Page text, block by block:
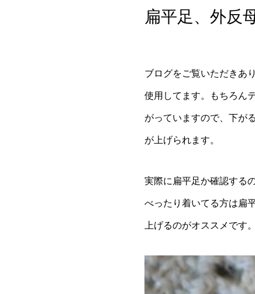
扁平足、外反
ブログをご覧いただきあ
使用してます。もちろん
がっていますので、下が
が上げられます。
実際に扁平足か確認する
べったり着いてる方は扁
上げるのがオススメです。